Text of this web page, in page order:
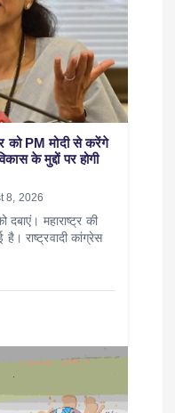
को PM मोदी से करेंगे
के मुद्दों पर होगी
8, 2026
महाराष्ट्र की
राष्ट्रवादी कांग्रेस